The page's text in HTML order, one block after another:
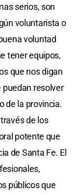
serios, son
voluntarista o
voluntad
tener equipos,
que nos digan
puedan resolver
de la provincia.
de los
potente que
de Santa Fe. El
públicos que